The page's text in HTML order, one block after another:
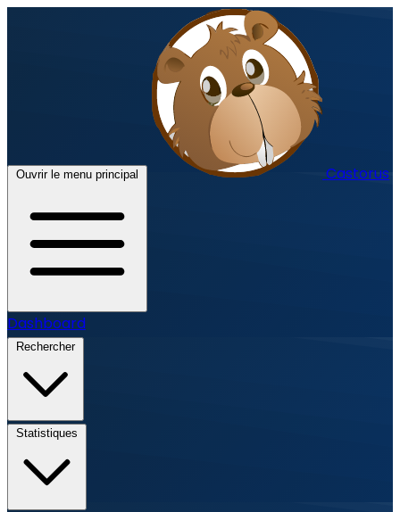
Ouvrir le menu principal Castorus
Dashboard
Rechercher
Statistiques